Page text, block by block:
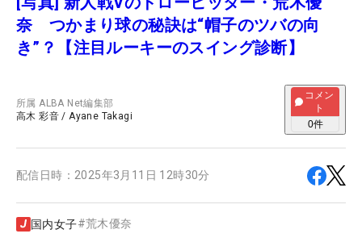
奈 つかまり球の秘訣は“帽子のツバの向
き”？【注目ルーキーのスイング診断】
所属ALBA Net編集部
高木 彩音 /Ayane Takagi
コメン
ト
0件
配信日時： 2025年3月11日 12時30分
国内女子#荒木優奈